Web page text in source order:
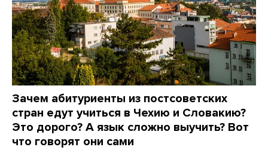
Зачем абитуриенты из постсоветских
стран едут учиться в Чехию и Словакию?
Это дорого? А язык сложно выучить? Вот
что говорят они сами